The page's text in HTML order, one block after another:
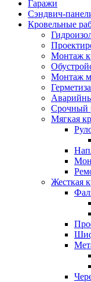
Гаражи
Сэндвич-
Кровельные
Монтаж
Монтаж
Срочный
Мягкая
Жесткая